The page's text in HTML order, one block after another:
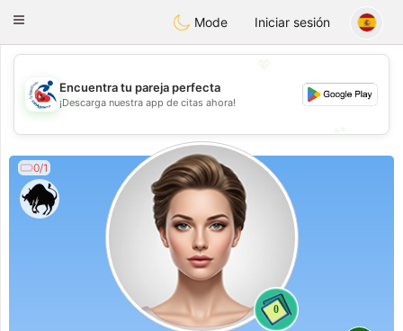
Handi Space
Toggle
Mode Iniciar sesión
💖
💕
Encuentra tu pareja perfecta
¡Descarga nuestra app de citas ahora!
0/1
0